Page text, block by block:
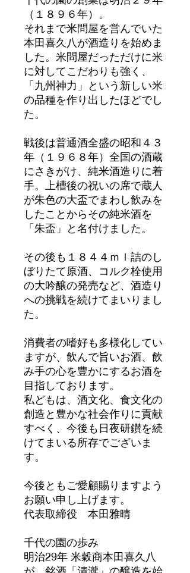
（１８９６年）。
それまで米問屋を営んでいた
本田喜久八が酒造りを始めま
した。米問屋だっただけに米
に対してこだわりも強く、
「九州神力」という新しい米
の品種を作り出したほどでし
た。
戦後は普通酒全盛の昭和４３
年（１９６８年）全国の酒蔵
にさきがけ、純米酒造りに着
手。上槽後の祝いの席で蔵人
が朱色の大盃でまわし飲みを
したことからその純米酒を
「朱盃」と名付けました。
その後も１８４４ｍｌ詰のし
ぼりたて原酒、コルク栓使用
の大吟醸の発売など、酒造り
への挑戦を続けてまいりまし
た。
消費者の嗜好も多様化してい
ますが、飲んで旨いお酒、飲
み手の心を豊かにするお酒を
目指しております。
私どもは、酒文化、食文化の
創造と豊かな社会作りに貢献
すべく、今後も日夜研鑚を続
けてまいる所存でございま
す。
今後ともご愛顧賜りますよう
お願い申し上げます。
代表取締役 本田雅晴
千代の園の歩み
明治29年 米穀商本田喜久八